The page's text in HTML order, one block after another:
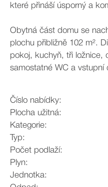
které přináší úsporný a
Obytná část domu se
plochu přibližně 102 m².
pokoj, kuchyň, tři ložnice,
samostatné WC a
obývacím pokojem,
dává prostor pro variabilní
majitele.
Spodní podlaží tvoří
ploše, kde se nachází
prádelna se sušárnou a
poskytují ideální zázemí
Číslo nabídky:
Plocha užitná:
Kategorie:
Typ:
Počet podlaží:
Plyn:
Jednotka: